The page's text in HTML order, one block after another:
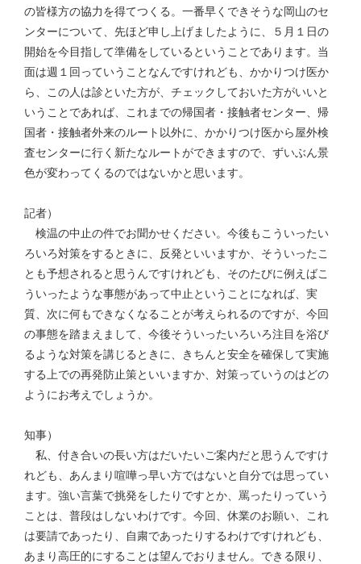
の皆様方の協力を得てつくる。一番早くできそうな岡山のセ
ンターについて、先ほど申し上げましたように、５月１日の
開始を今目指して準備をしているということであります。当
面は週１回っていうことなんですけれども、かかりつけ医か
ら、この人は診といた方が、チェックしておいた方がいいと
いうことであれば、これまでの帰国者・接触者センター、帰
国者・接触者外来のルート以外に、かかりつけ医から屋外検
査センターに行く新たなルートができますので、ずいぶん景
色が変わってくるのではないかと思います。
記者）
検温の中止の件でお聞かせください。今後もこういったい
ろいろ対策をするときに、反発といいますか、そういったこ
とも予想されると思うんですけれども、そのたびに例えばこ
ういったような事態があって中止ということになれば、実
質、次に何もできなくなることが考えられるのですが、今回
の事態を踏まえまして、今後そういったいろいろ注目を浴び
るような対策を講じるときに、きちんと安全を確保して実施
する上での再発防止策といいますか、対策っていうのはどの
ようにお考えでしょうか。
知事）
私、付き合いの長い方はだいたいご案内だと思うんですけ
れども、あんまり喧嘩っ早い方ではないと自分では思ってい
ます。強い言葉で挑発をしたりですとか、罵ったりっていう
ことは、普段はしないわけです。今回、休業のお願い、これ
は要請であったり、自粛であったりするわけですけれども、
あまり高圧的にすることは望んでおりません。できる限り、